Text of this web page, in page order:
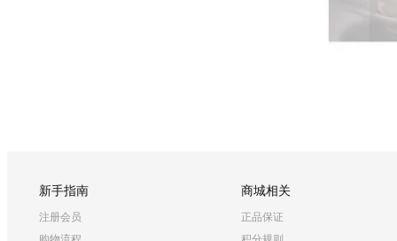
新手指南
注册会员
商城相关
正品保证